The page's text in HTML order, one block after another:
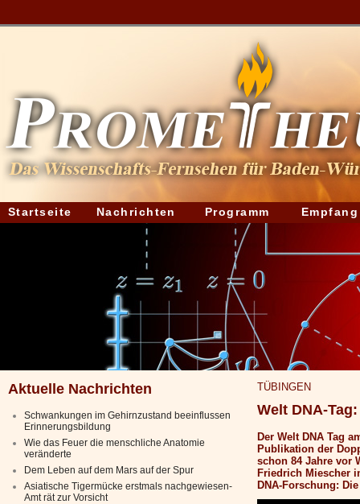
Startseite Nachrichten Programm Empfang
Aktuelle Nachrichten
Schwankungen im Gehirnzustand beeinflussen
Erinnerungsbildung
Wie das Feuer die menschliche Anatomie
veränderte
Dem Leben auf dem Mars auf der Spur
Asiatische Tigermücke erstmals nachgewiesen-
Amt rät zur Vorsicht
TÜBINGEN
Welt DNA-
Der Welt DNA Tag
Publikation der
schon 84 Jahre vor
Friedrich Miescher
DNA-Forschung: